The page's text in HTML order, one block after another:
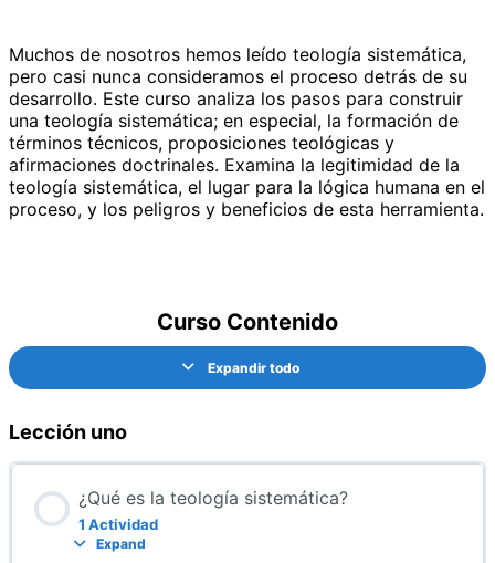
Muchos de nosotros hemos leído teología sistemática,
pero casi nunca consideramos el proceso detrás de su
desarrollo. Este curso analiza los pasos para construir
una teología sistemática; en especial, la formación de
términos técnicos, proposiciones teológicas y
afirmaciones doctrinales. Examina la legitimidad de la
teología sistemática, el lugar para la lógica humana en el
proceso, y los peligros y beneficios de esta herramienta.
Curso Contenido
Expandir todo
Lección uno
¿Qué es la teología sistemática?
1 Actividad
Expand